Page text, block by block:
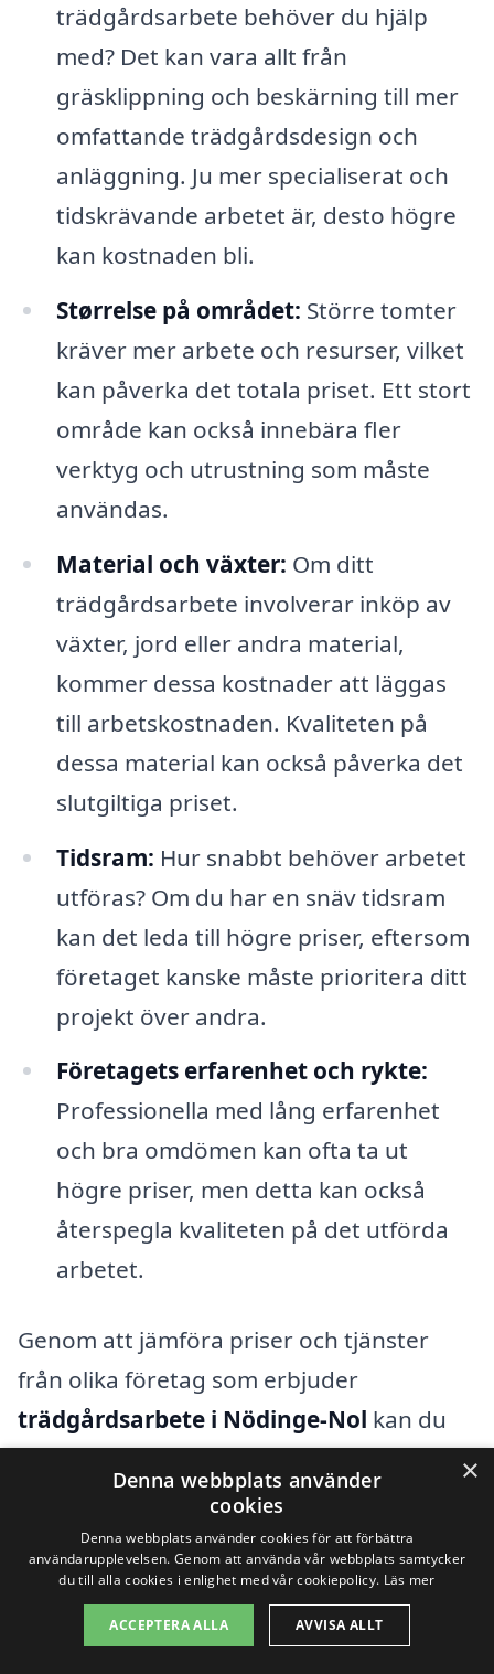
trädgårdsarbete behöver du hjälp
med? Det kan vara allt från
gräsklippning och beskärning till mer
omfattande trädgårdsdesign och
anläggning. Ju mer specialiserat och
tidskrävande arbetet är, desto högre
kan kostnaden bli.
Størrelse på området: Större tomter
kräver mer arbete och resurser, vilket
kan påverka det totala priset. Ett stort
område kan också innebära fler
verktyg och utrustning som måste
användas.
Material och växter: Om ditt
trädgårdsarbete involverar inköp av
växter, jord eller andra material,
kommer dessa kostnader att läggas
till arbetskostnaden. Kvaliteten på
dessa material kan också påverka det
slutgiltiga priset.
Tidsram: Hur snabbt behöver arbetet
utföras? Om du har en snäv tidsram
kan det leda till högre priser, eftersom
företaget kanske måste prioritera ditt
projekt över andra.
Företagets erfarenhet och rykte:
Professionella med lång erfarenhet
och bra omdömen kan ofta ta ut
högre priser, men detta kan också
återspegla kvaliteten på det utförda
arbetet.
Genom att jämföra priser och tjänster
från olika företag som erbjuder
trädgårdsarbete i Nödinge-Nol kan du
behov och din budget. Använd vår
plattform för att enkelt få en översikt över
tillgängliga tjänster och inhämtning av
offerter från flera professionella
×
Denna webbplats använder
cookies
Denna webbplats använder cookies för att förbättra
användarupplevelsen. Genom att använda vår webbplats samtycker
du till alla cookies i enlighet med vår cookiepolicy. Läs mer
ACCEPTERA ALLA AVVISA ALLT